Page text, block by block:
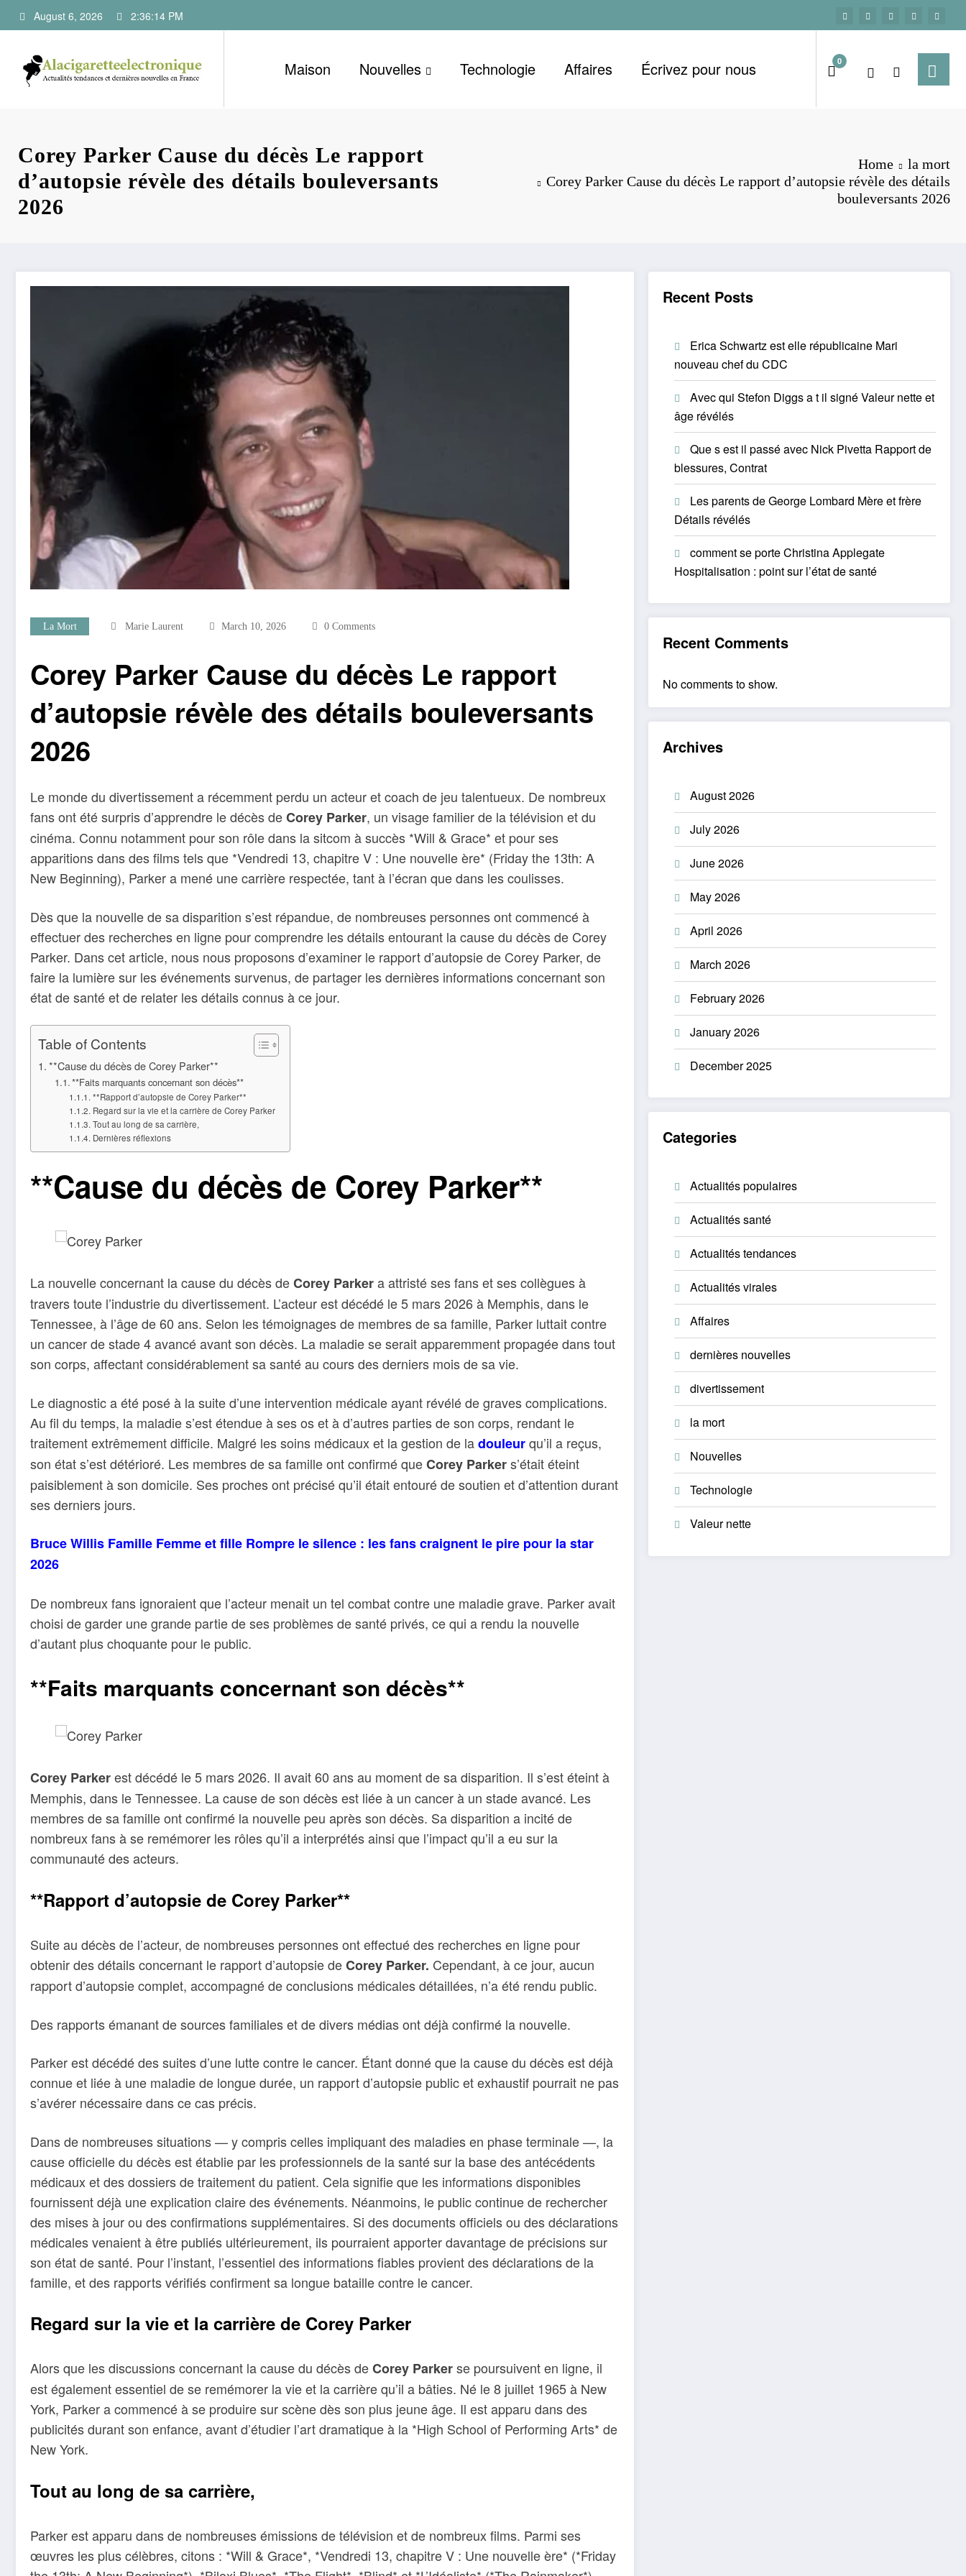
to
August 6, 2026 2:36:15 PM
Maison Nouvelles Technologie Affaires Écrivez pour nous 0
Corey Parker Cause du décès Le rapport
d’autopsie révèle des détails bouleversants
2026
Home
la mort
Corey Parker Cause du décès Le rapport d’autopsie révèle des détails
bouleversants 2026
La Mort Marie Laurent March 10, 2026 0 Comments
Corey Parker Cause du décès Le rapport
d’autopsie révèle des détails bouleversants
2026
Le monde du divertissement a récemment perdu un acteur et coach de jeu talentueux. De nombreux
fans ont été surpris d’apprendre le décès deCorey Parker, un visage familier de la télévision et du
cinéma. Connu notamment pour son rôle dans la sitcom à succès *Will & Grace* et pour ses
apparitions dans des films tels que *Vendredi 13, chapitre V : Une nouvelle ère* (Friday the 13th: A
New Beginning), Parker a mené une carrière respectée, tant à l’écran que dans les coulisses.
Dès que la nouvelle de sa disparition s’est répandue, de nombreuses personnes ont commencé à
effectuer des recherches en ligne pour comprendre les détails entourant la cause du décès de Corey
Parker. Dans cet article, nous nous proposons d’examiner le rapport d’autopsie de Corey Parker, de
faire la lumière sur les événements survenus, de partager les dernières informations concernant son
état de santé et de relater les détails connus à ce jour.
Table of Contents
**Cause du décès de Corey Parker**
**Faits marquants concernant son décès**
**Rapport d’autopsie de Corey Parker**
Regard sur la vie et la carrière de Corey Parker
Tout au long de sa carrière,
Dernières réflexions
**Cause du décès de Corey Parker**
La nouvelle concernant la cause du décès deCorey Parkera attristé ses fans et ses collègues à
travers toute l’industrie du divertissement. L’acteur est décédé le 5 mars 2026 à Memphis, dans le
Tennessee, à l’âge de 60 ans. Selon les témoignages de membres de sa famille, Parker luttait contre
un cancer de stade 4 avancé avant son décès. La maladie se serait apparemment propagée dans tout
son corps, affectant considérablement sa santé au cours des derniers mois de sa vie.
Le diagnostic a été posé à la suite d’une intervention médicale ayant révélé de graves complications.
Au fil du temps, la maladie s’est étendue à ses os et à d’autres parties de son corps, rendant le
traitement extrêmement difficile. Malgré les soins médicaux et la gestion de ladouleurqu’il a reçus,
son état s’est détérioré. Les membres de sa famille ont confirmé queCorey Parkers’était éteint
paisiblement à son domicile. Ses proches ont précisé qu’il était entouré de soutien et d’attention durant
ses derniers jours.
Bruce Willis Famille Femme et fille Rompre le silence : les fans craignent le pire pour la star
2026
De nombreux fans ignoraient que l’acteur menait un tel combat contre une maladie grave. Parker avait
choisi de garder une grande partie de ses problèmes de santé privés, ce qui a rendu la nouvelle
d’autant plus choquante pour le public.
**Faits marquants concernant son décès**
Corey Parkerest décédé le 5 mars 2026. Il avait 60 ans au moment de sa disparition. Il s’est éteint à
Memphis, dans le Tennessee. La cause de son décès est liée à un cancer à un stade avancé. Les
membres de sa famille ont confirmé la nouvelle peu après son décès. Sa disparition a incité de
nombreux fans à se remémorer les rôles qu’il a interprétés ainsi que l’impact qu’il a eu sur la
communauté des acteurs.
**Rapport d’autopsie de Corey Parker**
Suite au décès de l’acteur, de nombreuses personnes ont effectué des recherches en ligne pour
obtenir des détails concernant le rapport d’autopsie deCorey Parker. Cependant, à ce jour, aucun
rapport d’autopsie complet, accompagné de conclusions médicales détaillées, n’a été rendu public.
Des rapports émanant de sources familiales et de divers médias ont déjà confirmé la nouvelle.
Parker est décédé des suites d’une lutte contre le cancer. Étant donné que la cause du décès est déjà
connue et liée à une maladie de longue durée, un rapport d’autopsie public et exhaustif pourrait ne pas
s’avérer nécessaire dans ce cas précis.
Dans de nombreuses situations — y compris celles impliquant des maladies en phase terminale —, la
cause officielle du décès est établie par les professionnels de la santé sur la base des antécédents
médicaux et des dossiers de traitement du patient. Cela signifie que les informations disponibles
fournissent déjà une explication claire des événements. Néanmoins, le public continue de rechercher
des mises à jour ou des confirmations supplémentaires. Si des documents officiels ou des déclarations
médicales venaient à être publiés ultérieurement, ils pourraient apporter davantage de précisions sur
son état de santé. Pour l’instant, l’essentiel des informations fiables provient des déclarations de la
famille, et des rapports vérifiés confirment sa longue bataille contre le cancer.
Regard sur la vie et la carrière de Corey Parker
Alors que les discussions concernant la cause du décès deCorey Parkerse poursuivent en ligne, il
est également essentiel de se remémorer la vie et la carrière qu’il a bâties. Né le 8 juillet 1965 à New
York, Parker a commencé à se produire sur scène dès son plus jeune âge. Il est apparu dans des
publicités durant son enfance, avant d’étudier l’art dramatique à la *High School of Performing Arts* de
New York.
Tout au long de sa carrière,
Parker est apparu dans de nombreuses émissions de télévision et de nombreux films. Parmi ses
œuvres les plus célèbres, citons : *Will & Grace*, *Vendredi 13, chapitre V : Une nouvelle ère* (*Friday
Recent Posts
Erica Schwartz est elle républicaine Mari
nouveau chef du CDC
Avec qui Stefon Diggs a t il signé Valeur nette et
âge révélés
Que s est il passé avec Nick Pivetta Rapport de
blessures, Contrat
Les parents de George Lombard Mère et frère
Détails révélés
comment se porte Christina Applegate
Hospitalisation : point sur l’état de santé
Recent Comments
No comments to show.
Archives
August 2026
July 2026
June 2026
May 2026
April 2026
March 2026
February 2026
January 2026
December 2025
Categories
Actualités populaires
Actualités santé
Actualités tendances
Actualités virales
Affaires
dernières nouvelles
divertissement
la mort
Nouvelles
Technologie
Valeur nette